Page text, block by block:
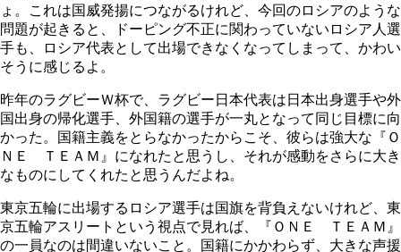
ょ。これは国威発揚につながるけれど、今回のロシアのような
問題が起きると、ドーピング不正に関わっていないロシア人選
手も、ロシア代表として出場できなくなってしまって、かわい
そうに感じるよ。
昨年のラグビーＷ杯で、ラグビー日本代表は日本出身選手や外
国出身の帰化選手、外国籍の選手が一丸となって同じ目標に向
かった。国籍主義をとらなかったからこそ、彼らは強大な『Ｏ
ＮＥ ＴＥＡＭ』になれたと思うし、それが感動をさらに大き
なものにしてくれたと思うんだよね。
東京五輪に出場するロシア選手は国旗を背負えないけれど、東
京五輪アスリートという視点で見れば、『ＯＮＥ ＴＥＡＭ』
の一員なのは間違いないこと。国籍にかかわらず、大きな声援